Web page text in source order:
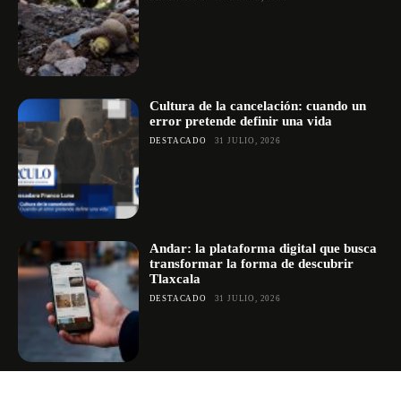
Cultura de la cancelación: cuando un
error pretende definir una vida
DESTACADO 31 JULIO, 2026
Andar: la plataforma digital que busca
transformar la forma de descubrir
Tlaxcala
DESTACADO 31 JULIO, 2026